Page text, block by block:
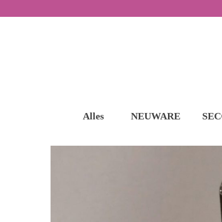
Alles NEUWARE